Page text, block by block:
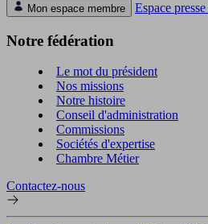
Mon espace membre Espace presse
Notre fédération
Le mot du président
Nos missions
Notre histoire
Conseil d'administration
Commissions
Sociétés d'expertise
Chambre Métier
Contactez-nous